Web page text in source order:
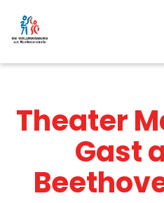
Theater
Gast